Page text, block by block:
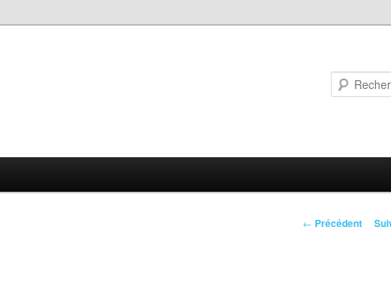
Navigation
← Précédent